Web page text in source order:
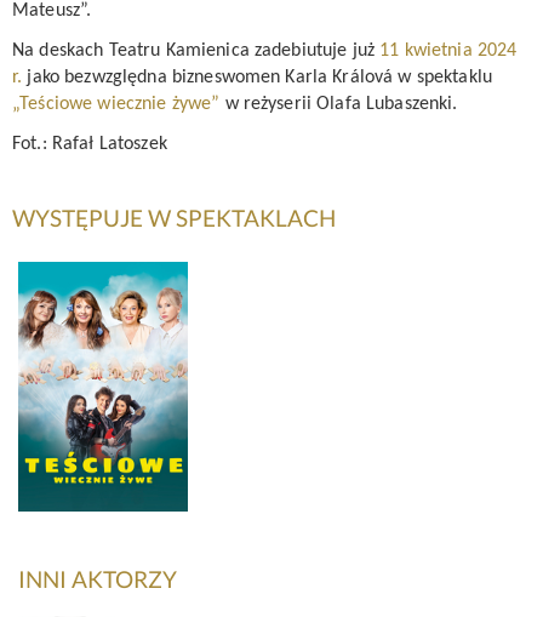
Mateusz”.
Na deskach Teatru Kamienica zadebiutuje już 11 kwietnia 2024
r. jako bezwzględna bizneswomen Karla Králová w spektaklu
„Teściowe wiecznie żywe” w reżyserii Olafa Lubaszenki.
Fot.: Rafał Latoszek
WYSTĘPUJE W SPEKTAKLACH
INNI AKTORZY